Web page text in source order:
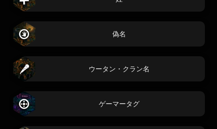
偽名
ウータン・クラン名
ゲーマータグ